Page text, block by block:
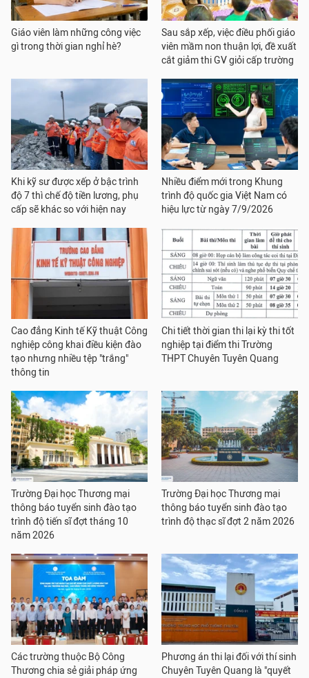
Giáo viên làm những công việc
gì trong thời gian nghỉ hè?
Sau sắp xếp, việc điều phối giáo
viên mầm non thuận lợi, đề xuất
cắt giảm thi GV giỏi cấp trường
Khi kỹ sư được xếp ở bậc trình
độ 7 thì chế độ tiền lương, phụ
cấp sẽ khác so với hiện nay
Nhiều điểm mới trong Khung
trình độ quốc gia Việt Nam có
hiệu lực từ ngày 7/9/2026
Cao đẳng Kinh tế Kỹ thuật Công
nghiệp công khai điều kiện đào
tạo nhưng nhiều tệp "trắng"
thông tin
Chi tiết thời gian thi lại kỳ thi tốt
nghiệp tại điểm thi Trường
THPT Chuyên Tuyên Quang
Trường Đại học Thương mại
thông báo tuyển sinh đào tạo
trình độ tiến sĩ đợt tháng 10
năm 2026
Trường Đại học Thương mại
thông báo tuyển sinh đào tạo
trình độ thạc sĩ đợt 2 năm 2026
Các trường thuộc Bộ Công
Thương chia sẻ giải pháp ứng
Phương án thi lại đối với thí sinh
Chuyên Tuyên Quang là "quyết